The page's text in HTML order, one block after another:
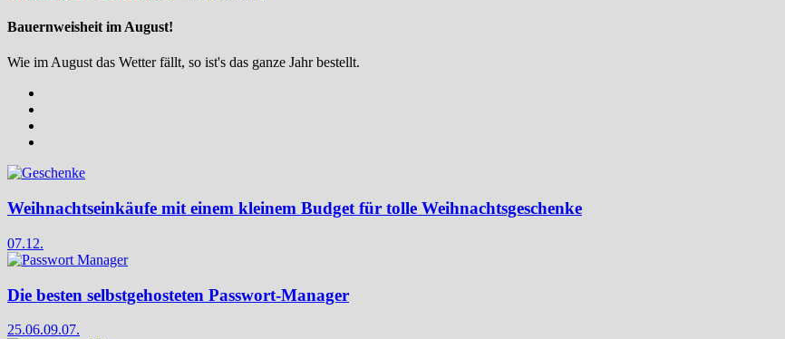
Bauernweisheit im August!
Wie im August das Wetter fällt, so ist's das ganze Jahr bestellt.
Weihnachtseinkäufe mit einem kleinem Budget für tolle Weihnachtsgeschenke
07.12.
Die besten selbstgehosteten Passwort-Manager
25.06.09.07.